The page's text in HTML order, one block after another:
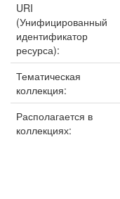
URI
(Унифицированный
идентификатор
ресурса):
Тематическая
коллекция:
Располагается в
коллекциях: